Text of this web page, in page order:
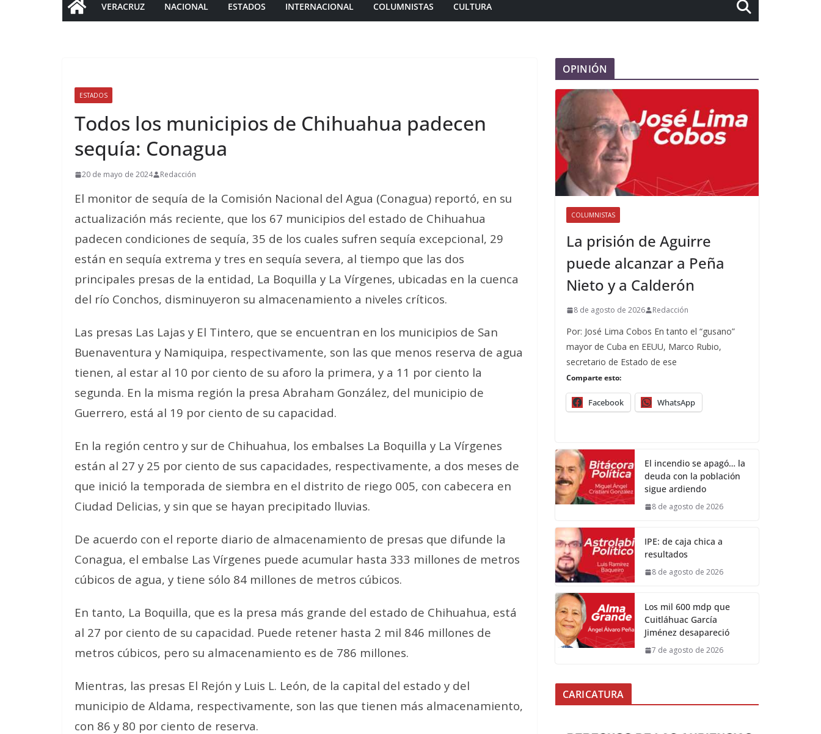
VERACRUZ NACIONAL ESTADOS INTERNACIONAL COLUMNISTAS CULTURA
ESTADOS
Todos los municipios de Chihuahua padecen
sequía: Conagua
20 de mayo de 2024 Redacción
El monitor de sequía de la Comisión Nacional del Agua (Conagua) reportó, en su
actualización más reciente, que los 67 municipios del estado de Chihuahua
padecen condiciones de sequía, 35 de los cuales sufren sequía excepcional, 29
están en sequía extrema y tres en sequía severa, al tiempo que las dos
principales presas de la entidad, La Boquilla y La Vírgenes, ubicadas en la cuenca
del río Conchos, disminuyeron su almacenamiento a niveles críticos.
Las presas Las Lajas y El Tintero, que se encuentran en los municipios de San
Buenaventura y Namiquipa, respectivamente, son las que menos reserva de agua
tienen, al estar al 10 por ciento de su aforo la primera, y a 11 por ciento la
segunda. En la misma región la presa Abraham González, del municipio de
Guerrero, está al 19 por ciento de su capacidad.
En la región centro y sur de Chihuahua, los embalses La Boquilla y La Vírgenes
están al 27 y 25 por ciento de sus capacidades, respectivamente, a dos meses de
que inició la temporada de siembra en el distrito de riego 005, con cabecera en
Ciudad Delicias, y sin que se hayan precipitado lluvias.
De acuerdo con el reporte diario de almacenamiento de presas que difunde la
Conagua, el embalse Las Vírgenes puede acumular hasta 333 millones de metros
cúbicos de agua, y tiene sólo 84 millones de metros cúbicos.
En tanto, La Boquilla, que es la presa más grande del estado de Chihuahua, está
al 27 por ciento de su capacidad. Puede retener hasta 2 mil 846 millones de
metros cúbicos, pero su almacenamiento es de 786 millones.
Mientras, las presas El Rejón y Luis L. León, de la capital del estado y del
municipio de Aldama, respectivamente, son las que tienen más almacenamiento,
con 86 y 80 por ciento de reserva.
OPINIÓN
COLUMNISTAS
La prisión de Aguirre
puede alcanzar a Peña
Nieto y a Calderón
8 de agosto de 2026 Redacción
Por: José Lima Cobos En tanto el “gusano”
mayor de Cuba en EEUU, Marco Rubio,
secretario de Estado de ese
Comparte esto:
Facebook WhatsApp
El incendio se apagó… la
deuda con la población
sigue ardiendo
8 de agosto de 2026
IPE: de caja chica a
resultados
8 de agosto de 2026
Los mil 600 mdp que
Cuitláhuac García
Jiménez desapareció
7 de agosto de 2026
CARICATURA